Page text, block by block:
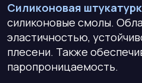
Силиконовая
силиконовые смолы.
эластичностью,
плесени. Также
паропроницаемость.